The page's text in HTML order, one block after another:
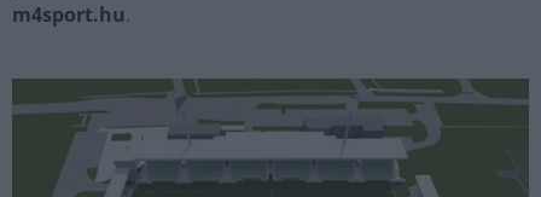
m4sport.hu.